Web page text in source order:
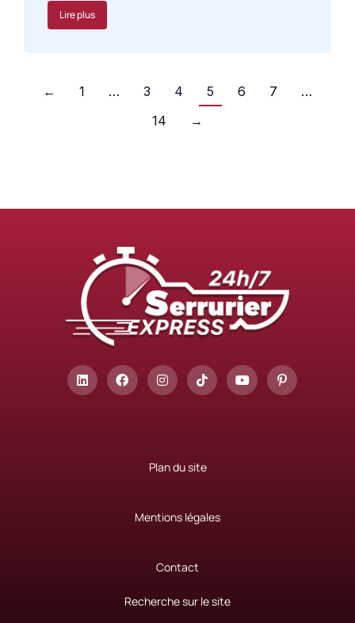
Lire plus
← 1 … 3 4 5 6 7
…
14
→
Plan du site
Mentions légales
Contact
Recherche sur le site